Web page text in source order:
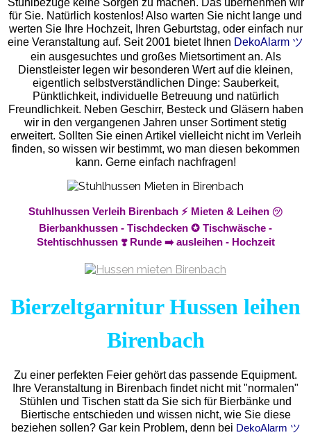
für Sie. Natürlich kostenlos! Also warten Sie nicht lange und
werten Sie Ihre Hochzeit, Ihren Geburtstag, oder einfach nur
eine Veranstaltung auf. Seit 2001 bietet Ihnen DekoAlarm ツ
ein ausgesuchtes und großes Mietsortiment an. Als
Dienstleister legen wir besonderen Wert auf die kleinen,
eigentlich selbstverständlichen Dinge: Sauberkeit,
Pünktlichkeit, individuelle Betreuung und natürlich
Freundlichkeit. Neben Geschirr, Besteck und Gläsern haben
wir in den vergangenen Jahren unser Sortiment stetig
erweitert. Sollten Sie einen Artikel vielleicht nicht im Verleih
finden, so wissen wir bestimmt, wo man diesen bekommen
kann. Gerne einfach nachfragen!
Stuhlhussen Verleih Birenbach ⚡ Mieten & Leihen ㋡
Bierbankhussen - Tischdecken ✪ Tischwäsche -
Stehtischhussen ❣️ Runde ➡️ ausleihen - Hochzeit
Bierzeltgarnitur Hussen leihen
Birenbach
Zu einer perfekten Feier gehört das passende Equipment.
Ihre Veranstaltung in Birenbach findet nicht mit "normalen"
Stühlen und Tischen statt da Sie sich für Bierbänke und
Biertische entschieden und wissen nicht, wie Sie diese
beziehen sollen? Gar kein Problem, denn bei DekoAlarm ツ